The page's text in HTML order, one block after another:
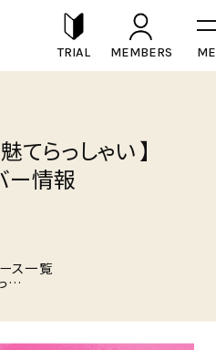
TRIAL MEMBERS
てらっしゃい 】
ー情報
ス一覧
【 宵ってらっしゃい 魅てらっしゃい 】KIDS NATSUナンバー情報